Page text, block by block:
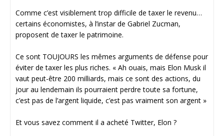
Comme c’est visiblement trop difficile de taxer le revenu…
certains économistes, à l’instar de Gabriel Zucman,
proposent de taxer le patrimoine.
Ce sont TOUJOURS les mêmes arguments de défense pour
éviter de taxer les plus riches. « Ah ouais, mais Elon Musk il
vaut peut-être 200 milliards, mais ce sont des actions, du
jour au lendemain ils pourraient perdre toute sa fortune,
c’est pas de l’argent liquide, c’est pas vraiment son argent »
Et vous savez comment il a acheté Twitter, Elon ?